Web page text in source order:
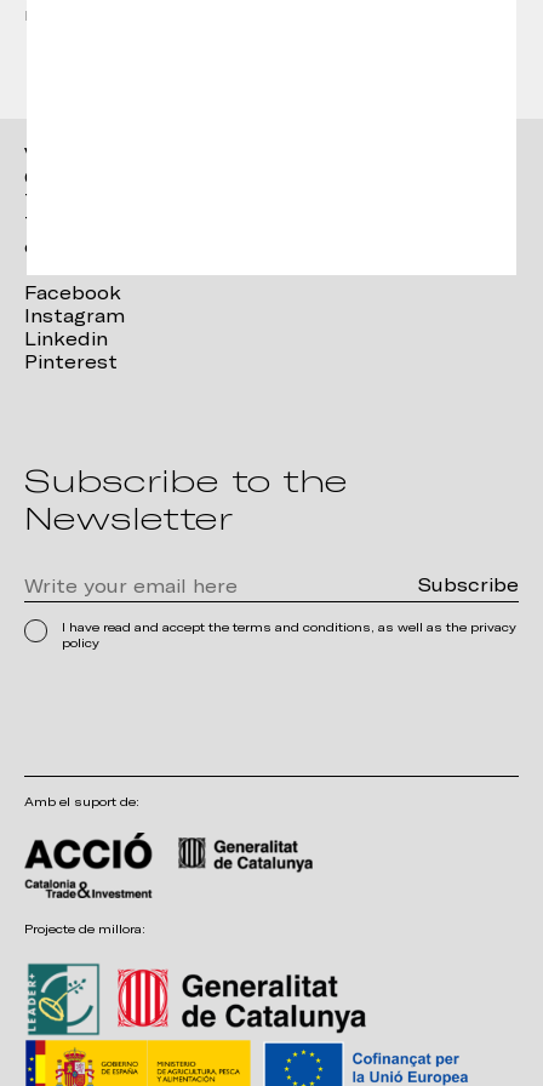
responsable de la direcció artística de Vergés.
Vergés
Ctra. Brunells s/n 17853,
Tortellà (Girona)
T. +34 972 287 277
contact@verges.design
Facebook
Instagram
Linkedin
Pinterest
Subscribe to the
Newsletter
I have read and accept the terms and conditions, as well as the privacy
policy
Amb el suport de:
Projecte de millora: